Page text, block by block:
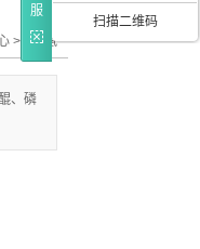
>>液氨
、磷
服
扫描二维码